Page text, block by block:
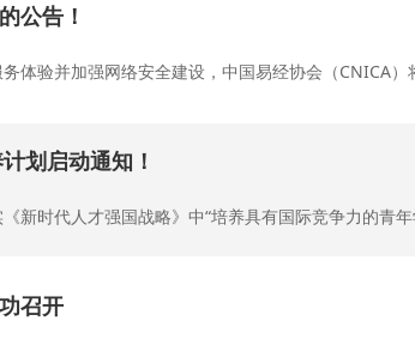
公告！
体验并加强网络安全建设，中国易经协会（CNICA）
划启动通知！
新时代人才强国战略》中“培养具有国际竞争力的青年
召开